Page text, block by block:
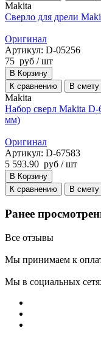
Makita
Сверло для дрели
Оригинал
Артикул: D-05256
75 руб / шт
В Корзину
К сравнению
В смету
Makita
Набор сверл Makita
мм)
Оригинал
Артикул: D-67583
5 593.90 руб / шт
В Корзину
К сравнению
В смету
Ранее
Все отзывы
Мы принимаем к
Мы в социальных